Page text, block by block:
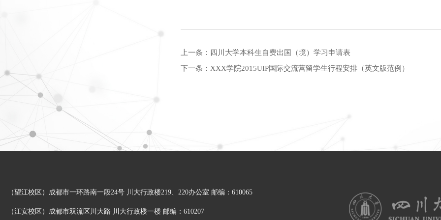
上一条： 四川大学本科生自费出国（境）学习申请表
下一条： XXX学院2015UIP国际交流营留学生行程安排（英文版范例）
（望江校区）成都市一环路南一段24号 川大行政楼219、220办公室 邮编：610065
（江安校区）成都市双流区川大路 川大行政楼一楼 邮编：610207